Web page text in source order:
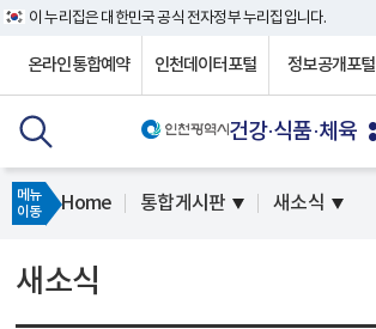
이 누리집은 대한민국 공식 전자정부 누리집입니다.
온라인통합예약 인천데이터포털 정보공개포털
건강·식품·체육
메뉴
이동
Home 통합게시판 새소식
새소식